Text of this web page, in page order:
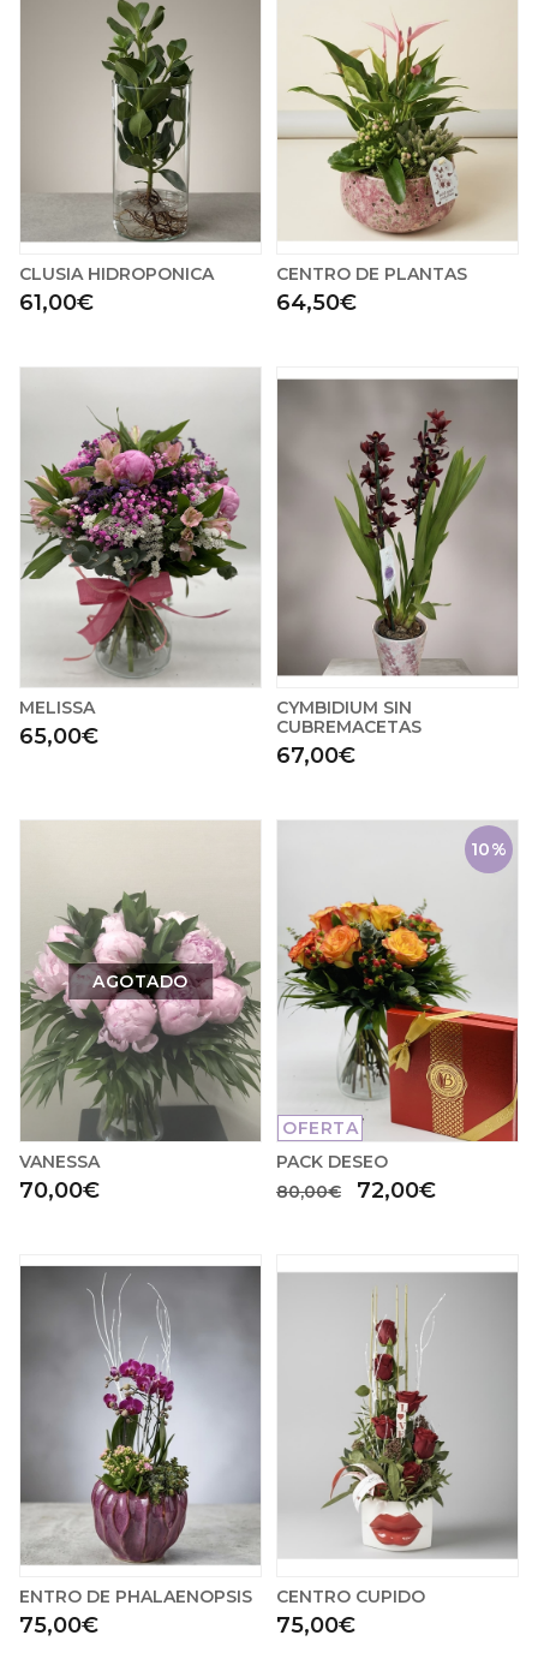
CLUSIA HIDROPONICA
61,00€
CENTRO DE PLANTAS
64,50€
MELISSA
65,00€
CYMBIDIUM SIN
CUBREMACETAS
67,00€
AGOTADO
VANESSA
70,00€
10%
OFERTA
PACK DESEO
80,00€
72,00€
ENTRO DE PHALAENOPSIS
75,00€
CENTRO CUPIDO
75,00€